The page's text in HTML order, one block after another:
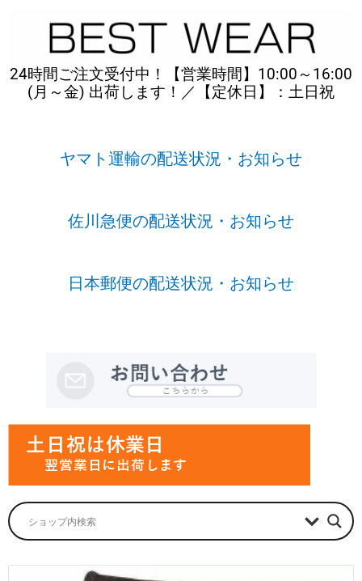
24時間ご注文受付中！【営業時間】10:00～16:00
(月～金) 出荷します！／【定休日】：土日祝
ヤマト運輸の配送状況・お知らせ
佐川急便の配送状況・お知らせ
日本郵便の配送状況・お知らせ